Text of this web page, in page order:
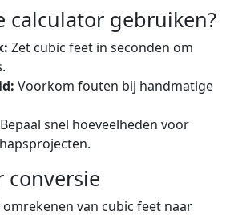
calculator gebruiken?
Zet cubic feet in seconden om
Voorkom fouten bij handmatige
Bepaal snel hoeveelheden voor
conversie
van cubic feet naar